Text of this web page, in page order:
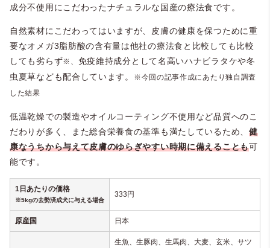
成分不使用にこだわったナチュラルな国産の療法食です。
自然素材にこだわってはいますが、皮膚の健康を保つために重
要なオメガ3脂肪酸の含有量は他社の療法食と比較しても比較
しても劣らず※、 免疫維持成分として名高いハナビラタケや冬
虫夏草なども配合しています。
※今回の記事作成にあたり独自調査
した結果
低温乾燥での製造やオイルコーティング不使用など品質へのこ
だわりが多く、また総合栄養食の基準も満たしているため、 健
康なうちから与えて皮膚のゆらぎやすい時期に備えることも可
能です。
1日あたりの価格
※5kgの去勢済成犬に与える場合
333円
原産国 日本
生魚、生豚肉、生馬肉、大麦、玄米、サツ